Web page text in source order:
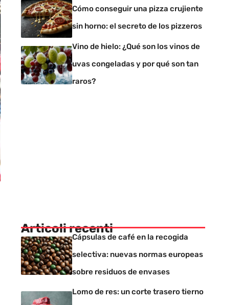
Cómo conseguir una pizza crujiente
sin horno: el secreto de los pizzeros
Vino de hielo: ¿Qué son los vinos de
uvas congeladas y por qué son tan
raros?
Articoli recenti
Cápsulas de café en la recogida
selectiva: nuevas normas europeas
sobre residuos de envases
Lomo de res: un corte trasero tierno